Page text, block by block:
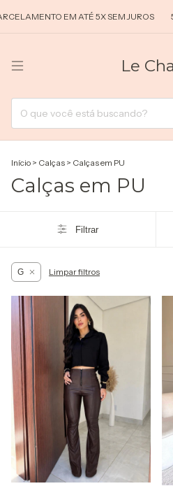
EM ATÉ 5X SEM JUROS 5% DE
Le
Início > Calças > Calças em PU
Calças em PU
Filtrar
G Limpar filtros